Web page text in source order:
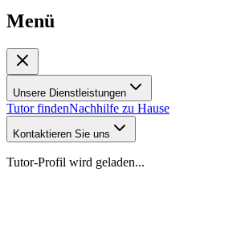
Menü
Unsere Dienstleistungen
Tutor findenNachhilfe zu Hause
Kontaktieren Sie uns
Tutor-Profil wird geladen...